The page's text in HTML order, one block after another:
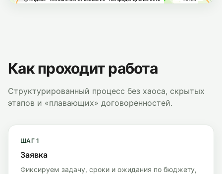
Как проходит работа
Структурированный процесс без хаоса, скрытых
этапов и «плавающих» договоренностей.
ШАГ1
Заявка
Фиксируем задачу, сроки и ожидания по бюджету,